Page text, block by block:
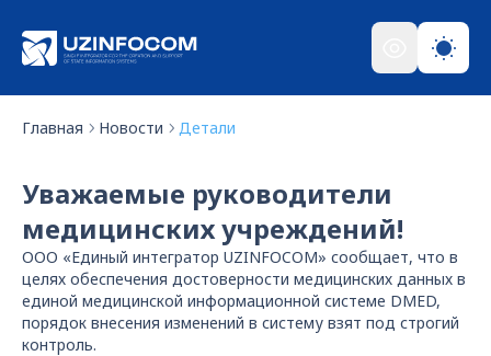
Главная Новости Детали
Уважаемые руководители
медицинских учреждений!
ООО «Единый интегратор UZINFOCOM» сообщает, что в
целях обеспечения достоверности медицинских данных в
единой медицинской информационной системе DMED,
порядок внесения изменений в систему взят под строгий
контроль.